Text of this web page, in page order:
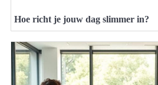
Hoe richt je jouw dag slimmer in?